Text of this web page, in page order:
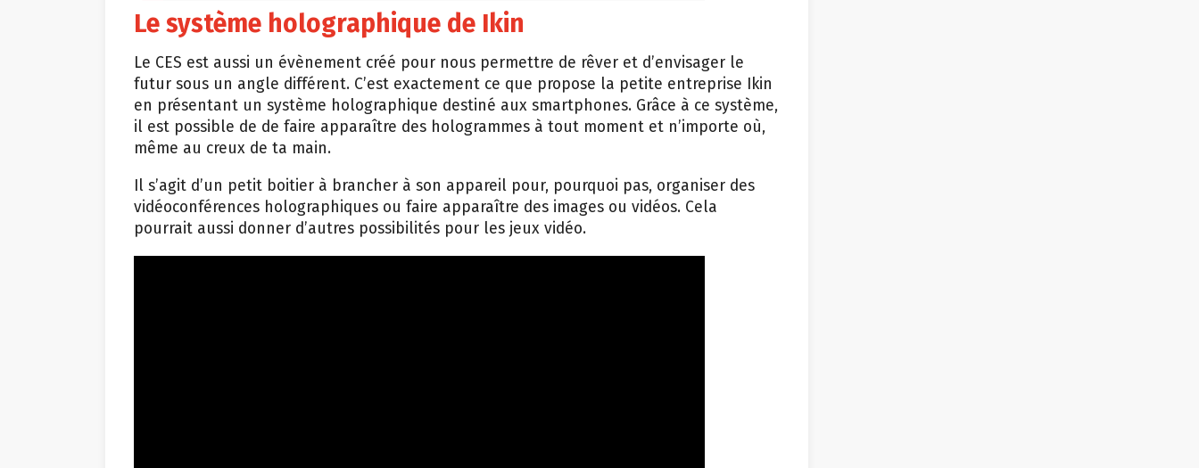
Le système holographique de Ikin
Le CES est aussi un évènement créé pour nous permettre de rêver et d’envisager le
futur sous un angle différent. C’est exactement ce que propose la petite entreprise Ikin
en présentant un système holographique destiné aux smartphones. Grâce à ce système,
il est possible de de faire apparaître des hologrammes à tout moment et n’importe où,
même au creux de ta main.
Il s’agit d’un petit boitier à brancher à son appareil pour, pourquoi pas, organiser des
vidéoconférences holographiques ou faire apparaître des images ou vidéos. Cela
pourrait aussi donner d’autres possibilités pour les jeux vidéo.